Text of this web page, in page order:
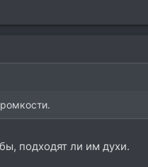
подходят ли им духи.